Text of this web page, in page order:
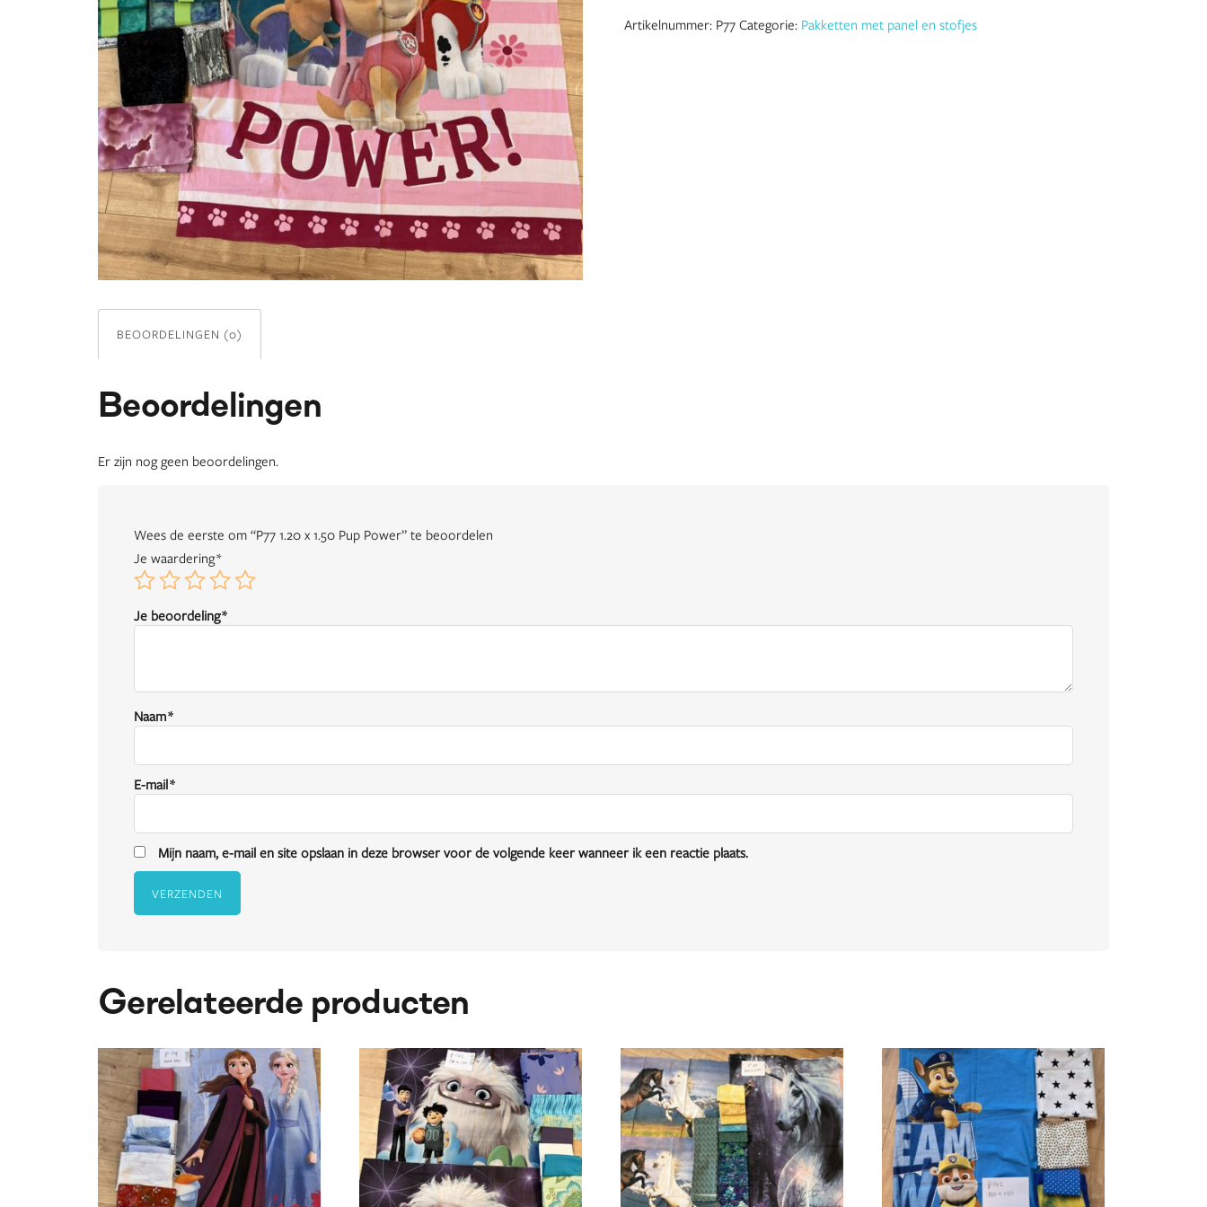
Artikelnummer: P77 Categorie: Pakketten met panel en stofjes
BEOORDELINGEN (0)
Beoordelingen
Er zijn nog geen beoordelingen.
Wees de eerste om “P77 1.20 x 1.50 Pup Power” te beoordelen
Je waardering*
Je beoordeling*
Naam*
E-mail*
Mijn naam, e-mail en site opslaan in deze browser voor de volgende keer wanneer ik een reactie plaats.
Gerelateerde producten